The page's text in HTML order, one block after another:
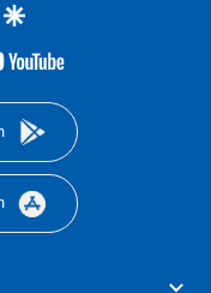
twittergoogle
youtube-